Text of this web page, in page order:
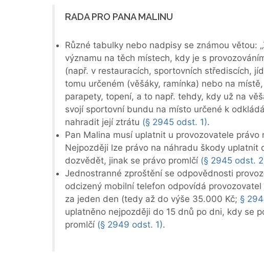
RADA PRO PANA MALINU
Různé tabulky nebo nadpisy se známou větou:
významu na těch místech, kdy je s
(např. v restauracích, sportovních střediscích,
tomu určeném (věšáky, ramínka) nebo na
parapety, topení, a to např. tehdy, kdy už na
svojí sportovní bundu na místo určené k
nahradit její ztrátu (§ 2945 odst. 1).
Pan Malina musí uplatnit u provozovatele
Nejpozději lze právo na náhradu škody
dozvědět, jinak se právo promlčí (§ 2945 odst.
Jednostranné zproštění se odpovědnosti
odcizený mobilní telefon odpovídá
za jeden den (tedy až do výše 35.000 Kč; §
uplatněno nejpozději do 15 dnů po dni, kdy se
promlčí (§ 2949 odst. 1).